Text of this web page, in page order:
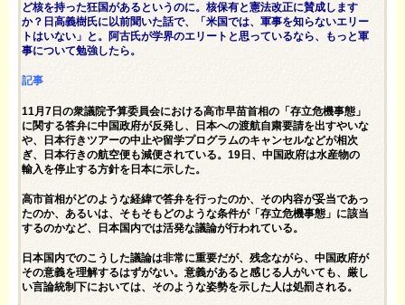
ど核を持った狂国があるというのに。核保有と憲法改正に賛成します
か？日高義樹氏に以前聞いた話で、「米国では、軍事を知らないエリー
トはいない」と。阿古氏が学界のエリートと思っているなら、もっと軍
事について勉強したら。
記事
11月7日の衆議院予算委員会における高市早苗首相の「存立危機事態」
に関する答弁に中国政府が反発し、日本への渡航自粛要請を出すやいな
や、日本行きツアーの中止や留学プログラムのキャンセルなどが相次
ぎ、日本行きの航空便も減便されている。19日、中国政府は水産物の
輸入を停止する方針を日本に示した。
高市首相がどのような経緯で答弁を行ったのか、その内容が妥当であっ
たのか、あるいは、そもそもどのような条件が「存立危機事態」に該当
するのかなど、日本国内では活発な議論が行われている。
日本国内でのこうした議論は非常に重要だが、残念ながら、中国政府が
その意義を理解するはずがない。意義があると感じる人がいても、厳し
い言論統制下においては、そのような姿勢を示した人は処罰される。